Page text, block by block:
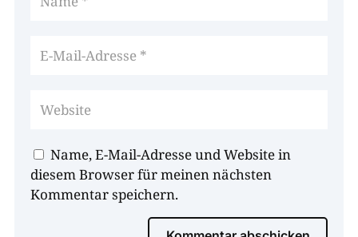
Name, E-Mail-Adresse und Website in
diesem Browser für meinen nächsten
Kommentar speichern.